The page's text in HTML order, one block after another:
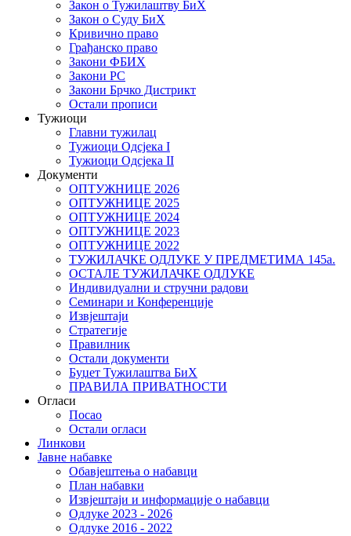
Закон о Тужилаштву БиХ
Закон о Суду БиХ
Кривично право
Грађанско право
Закони ФБИХ
Закони РС
Закони Брчко Дистрикт
Остали прописи
Тужиоци
Главни тужилац
Тужиоци Oдсјекa I
Тужиоци Oдсјекa II
Документи
ОПТУЖНИЦЕ 2026
ОПТУЖНИЦЕ 2025
ОПТУЖНИЦЕ 2024
ОПТУЖНИЦЕ 2023
ОПТУЖНИЦЕ 2022
ТУЖИЛАЧКЕ ОДЛУКЕ У ПРЕДМЕТИМА 145а.
ОСТАЛЕ ТУЖИЛАЧКЕ ОДЛУКЕ
Индивидуални и стручни радови
Семинари и Конференције
Извјештаји
Стратегије
Правилник
Остали документи
Буџет Тужилаштва БиХ
ПРАВИЛА ПРИВАТНОСТИ
Огласи
Посао
Остали огласи
Линкови
Јавне набавке
Обавјештења о набавци
План набавки
Извјештаји и информације о набавци
Одлуке 2023 - 2026
Одлуке 2016 - 2022